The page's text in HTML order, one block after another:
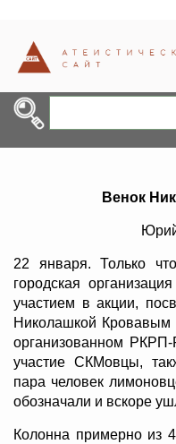
Венок
22 января. Только
городская
участием в акции,
Николашкой Кровавым
организованном
участие СКМовцы,
пара человек
обозначали и вскоре
Колонна примерно из